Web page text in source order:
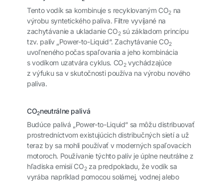
Tento vodík sa kombinuje s recyklovaným CO2na
výrobu syntetického paliva. Filtre vyvíjané na
zachytávanie a ukladanie CO2sú základom princípu
tzv. palív „Power-to-Liquid“. Zachytávanie CO2
uvoľneného počas spaľovania a jeho kombinácia
s vodíkom uzatvára cyklus. CO2vychádzajúce
z výfuku sa v skutočnosti používa na výrobu nového
paliva.
CO2neutrálne palivá
Budúce palivá „Power-to-Liquid“ sa môžu distribuovať
prostredníctvom existujúcich distribučných sietí a už
teraz by sa mohli používať v moderných spaľovacích
motoroch. Používanie týchto palív je úplne neutrálne z
hľadiska emisií CO2za predpokladu, že vodík sa
vyrába napríklad pomocou solárnej, vodnej alebo